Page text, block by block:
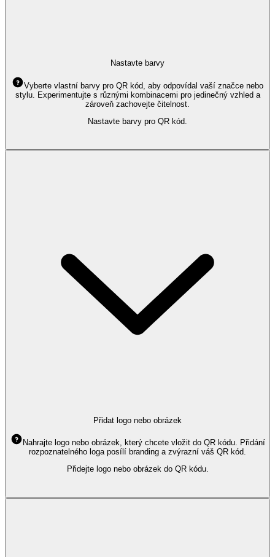
Nastavte barvy
Vyberte vlastní barvy pro QR kód, aby odpovídal vaší značce nebo
stylu. Experimentujte s různými kombinacemi pro jedinečný vzhled a
zároveň zachovejte čitelnost.
Nastavte barvy pro QR kód.
Přidat logo nebo obrázek
Nahrajte logo nebo obrázek, který chcete vložit do QR kódu. Přidání
rozpoznatelného loga posílí branding a zvýrazní váš QR kód.
Přidejte logo nebo obrázek do QR kódu.